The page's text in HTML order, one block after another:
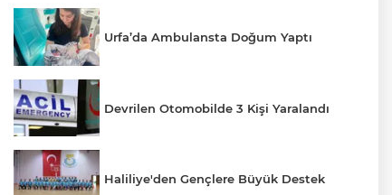
Urfa’da Ambulansta Doğum Yaptı
Devrilen Otomobilde 3 Kişi Yaralandı
Haliliye'den Gençlere Büyük Destek